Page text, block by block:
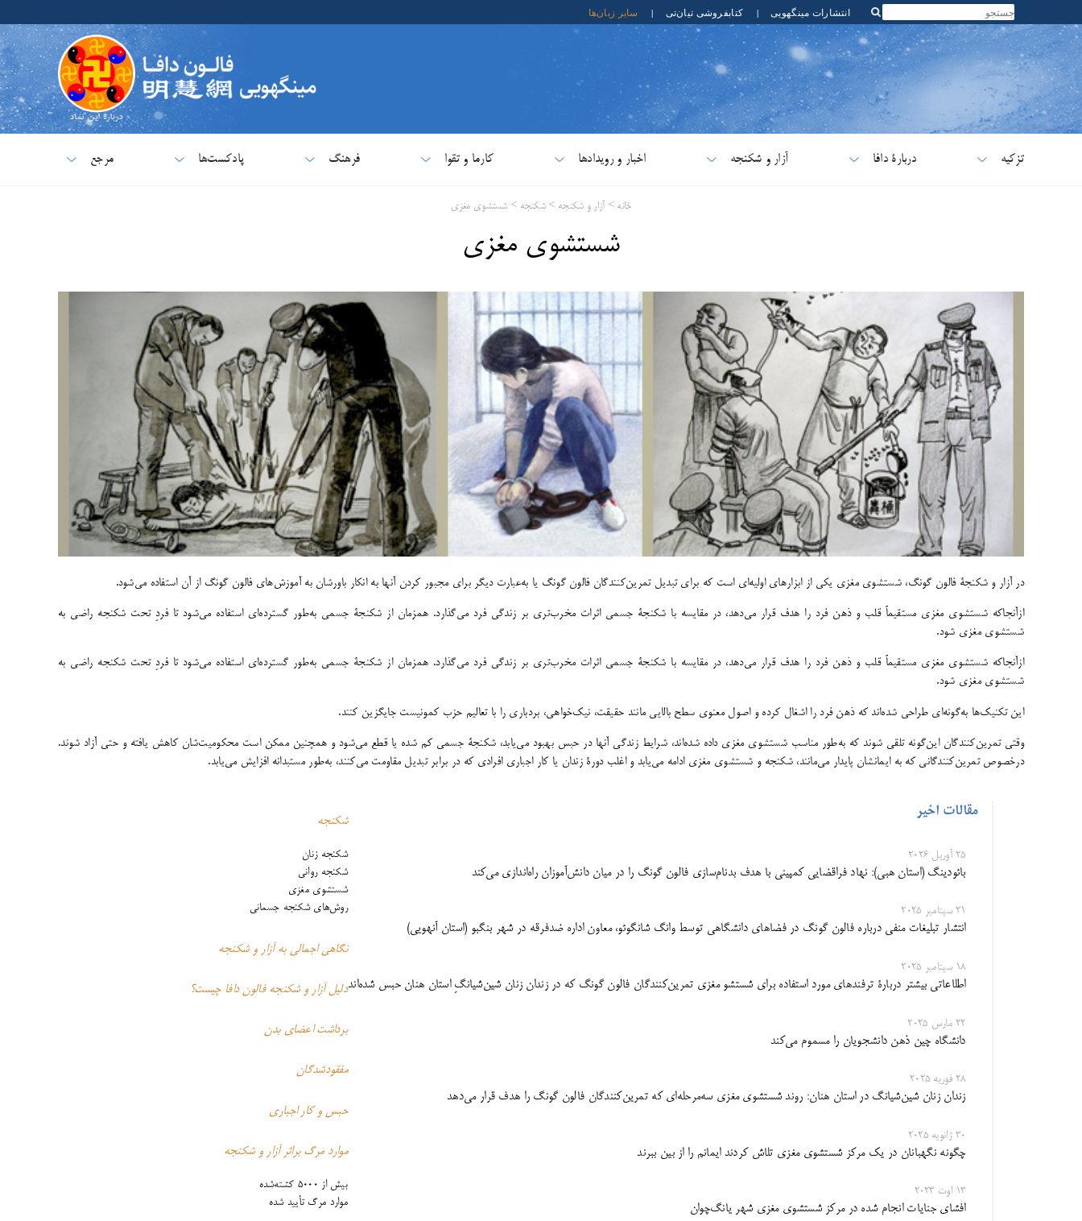
انتشارات مینگهویی | کتابفروشی تیان‌تی | سایر زبان‌ها
تزکیه دربارۀ دافا آزار و شکنجه اخبار و رویدادها کارما و تقوا فرهنگ پادکست‌ها مرجع
خانه > آزار و شکنجه > شکنجه > شستشوی مغزی
شستشوی مغزی
​در آزار و شکنجۀ فالون گونگ، شستشوی مغزی یکی از ابزارهای اولیه‌ای است که برای تبدیل تمرین‌کنندگان فالون گونگ یا به‌عبارت دیگر برای مجبور کردن آنها به انکار باورشان به آموزش‌های فالون گونگ از آن استفاده می‌شود.
ازآنجاکه شستشوی مغزی مستقیماً قلب و ذهن فرد را هدف قرار می‌دهد، در مقایسه با شکنجۀ جسمی اثرات مخرب‌تری بر زندگی فرد می‌گذارد. همزمان از شکنجۀ جسمی به‌طور گسترده‌ای استفاده می‌شود تا فردِ تحت شکنجه راضی به
شستشوی مغزی شود.
ازآنجاکه شستشوی مغزی مستقیماً قلب و ذهن فرد را هدف قرار می‌دهد، در مقایسه با شکنجۀ جسمی اثرات مخرب‌تری بر زندگی فرد می‌گذارد. همزمان از شکنجۀ جسمی به‌طور گسترده‌ای استفاده می‌شود تا فردِ تحت شکنجه راضی به
شستشوی مغزی شود.
این تکنیک‌ها به‌گونه‌ای طراحی شده‌اند که ذهن فرد را اشغال کرده و اصول معنوی سطح بالایی مانند حقیقت، نیک‌خواهی، بردباری را با تعالیم حزب کمونیست جایگزین کنند.
​وقتی تمرین‌کنندگان این‌گونه تلقی شوند که به‌طور مناسب شستشوی مغزی داده شده‌اند، شرایط زندگی آنها در حبس بهبود می‌یابد، شکنجۀ جسمی کم شده یا قطع می‌شود و همچنین ممکن است محکومیت‌شان کاهش یافته و حتی آزاد شوند.
درخصوص تمرین‌کنندگانی که به ایمانشان پایدار می‌مانند، شکنجه و شستشوی مغزی ادامه می‌یابد و اغلب دورۀ زندان یا کار اجباری افرادی که در برابر تبدیل مقاومت می‌کنند، به‌طور مستبدانه افزایش می‌یابد.
شکنجه
شکنجه زنان
شکنجه روانی
شستشوی مغزی
روش‌های شکنجه جسمانی
نگاهی اجمالی به آزار و شکنجه
دلیل آزار و شکنجه فالون دافا چیست؟
برداشت اعضای بدن
مفقودشدگان
حبس و کار اجباری
موارد مرگ براثر آزار و شکنجه
بیش از 5000 کشته‌شده
موارد مرگ تأیید شده
مقالات اخیر
25 آوریل 2026
بائودینگ (استان هبی): نهاد فراقضایی کمپینی با هدف بدنام‌سازی فالون گونگ را در میان دانش‌آموزان راه‌اندازی می‌کند
21 سپتامبر 2025
انتشار تبلیغات منفی درباره فالون گونگ در فضاهای دانشگاهی توسط وانگ شانگوئو، معاون اداره ضدفرقه در شهر بنگبو (استان آنهویی)
18 سپتامبر 2025
اطلاعاتی بیشتر دربارۀ ترفند‌های مورد استفاده برای شستشو مغزی تمرین‌کنندگان فالون گونگ که در زندان زنان شین‌شیانگِ استان هنان حبس شده‌اند
22 مارس 2025
دانشگاه چین ذهن دانشجویان را مسموم می‌کند
28 فوریه 2025
زندان زنان شین‌شیانگ در استان هنان: روند شستشوی مغزی سه‌مرحله‌ای که تمرین‌کنندگان فالون گونگ را هدف قرار می‌دهد
30 ژانویه 2025
چگونه نگهبانان در یک مرکز شستشوی مغزی تلاش ‌کردند ایمانم را از بین ببرند
13 اوت 2023
افشای جنایات انجام شده در مرکز شستشوی مغزی شهر یانگ‌چوان